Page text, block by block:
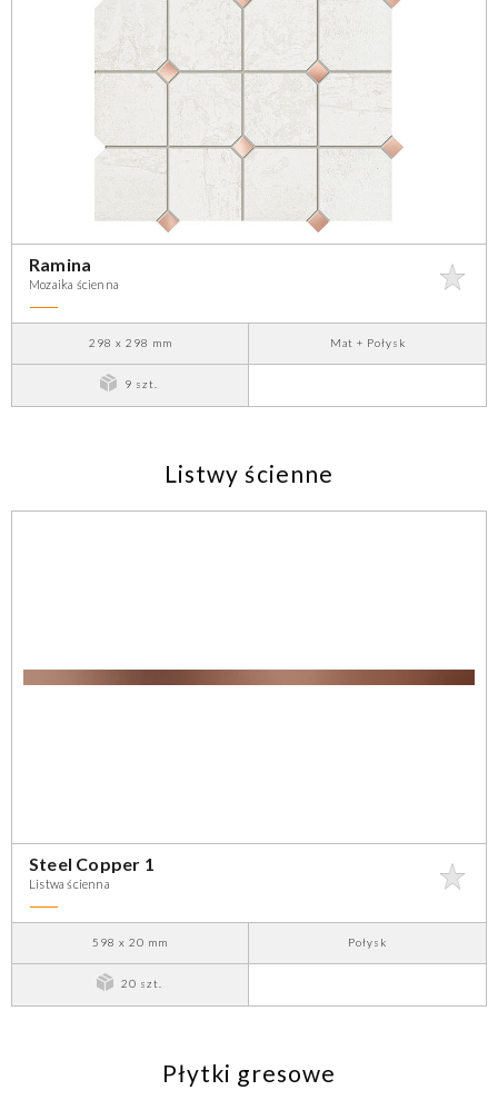
Ramina
Mozaika ścienna
298 x 298 mm Mat + Połysk
9 szt.
Listwy ścienne
Steel Copper 1
Listwa ścienna
598 x 20 mm Połysk
20 szt.
Płytki gresowe